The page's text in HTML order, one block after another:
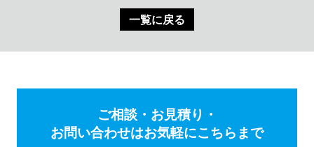
一覧に戻る
ご相談・お見積り・
お問い合わせはお気軽にこちらまで